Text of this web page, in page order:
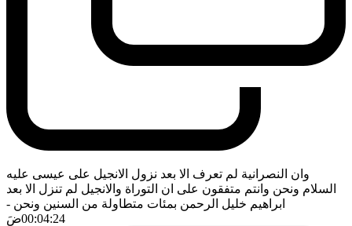
وان النصرانية لم تعرف الا بعد نزول الانجيل على عيسى عليه
السلام ونحن وانتم متفقون على ان التوراة والانجيل لم تنزل الا بعد
ابراهيم خليل الرحمن بمئات متطاولة من السنين ونحن -
00:04:24ضَ